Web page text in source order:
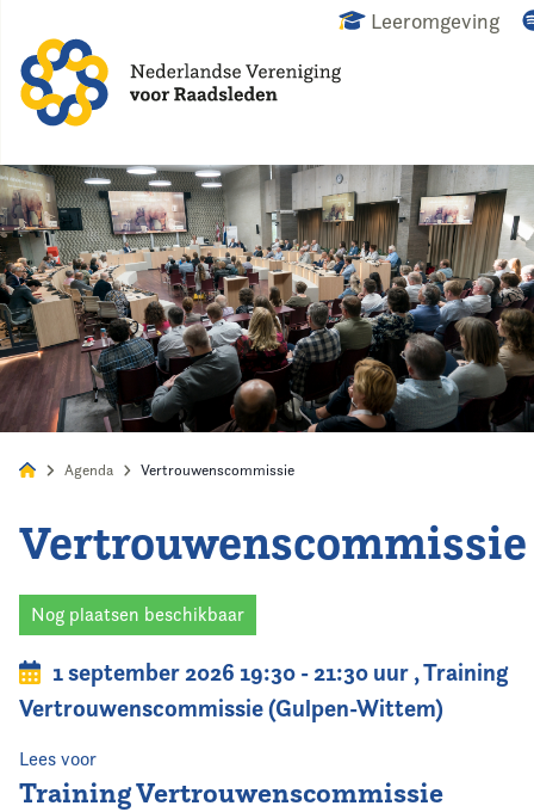
Leeromgeving
Alles Nieuws Agenda Raadslid
Home
Agenda
Nieuws
Kennis & Informatie
Agenda Vertrouwenscommissie
Vertrouwenscommissie
Nog plaatsen beschikbaar
1 september 2026 19:30 - 21:30 uur,Training
Vertrouwenscommissie (Gulpen-Wittem)
Lees voor
Training Vertrouwenscommissie